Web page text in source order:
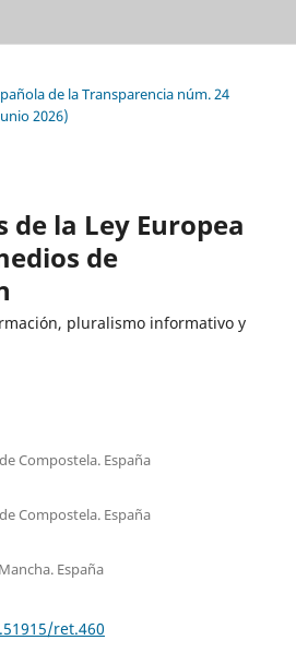
de la Transparencia núm. 24
2026)
la Ley Europea
de
pluralismo informativo y
Compostela. España
Compostela. España
España
ret.460